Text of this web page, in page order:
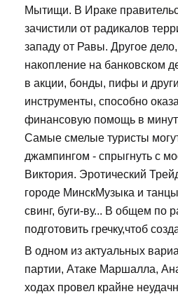
Мытищи. В Ираке
зачистили от радикалов
западу от Равы. Другое
накопление на банковском
в акции, бонды, пифы и
инструменты, способно
финансовую помощь в
Самые смелые туристы
джампингом - спрыгнуть с
Виктория. Эротический
городе МинскМузыка и
свинг, буги-ву... В общем по
подготовить гречку,чтоб
В одном из актуальных
партии, Атаке Маршалла,
ходах провел крайне